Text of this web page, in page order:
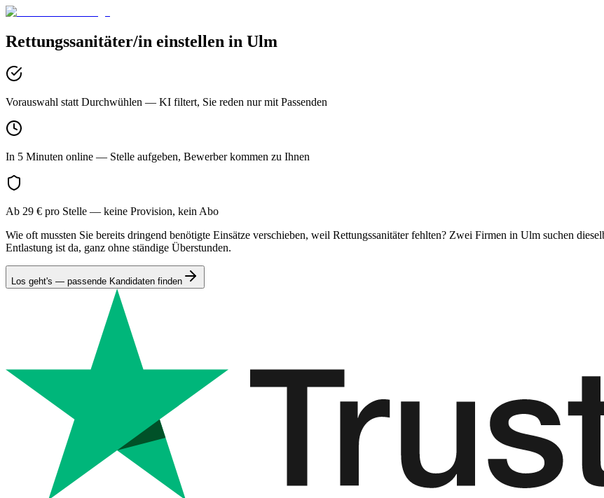
Rettungssanitäter/in einstellen in Ulm
Vorauswahl statt Durchwühlen — KI filtert, Sie reden nur mit Passenden
In 5 Minuten online — Stelle aufgeben, Bewerber kommen zu Ihnen
Ab 29 € pro Stelle — keine Provision, kein Abo
Wie oft mussten Sie bereits dringend benötigte Einsätze verschieben, weil Rettungssanitäter fehlten? Zwei Firmen in Ulm suchen
Entlastung ist da, ganz ohne ständige Überstunden.
Los geht's — passende Kandidaten finden